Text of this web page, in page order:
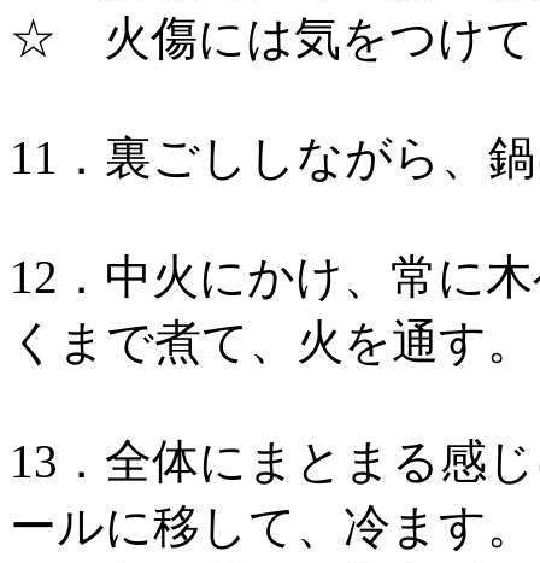
☆ 火傷には気をつけて
11．裏ごししながら、
12．中火にかけ、常に
くまで煮て、火を通す。
13．全体にまとまる感
ールに移して、冷ます。